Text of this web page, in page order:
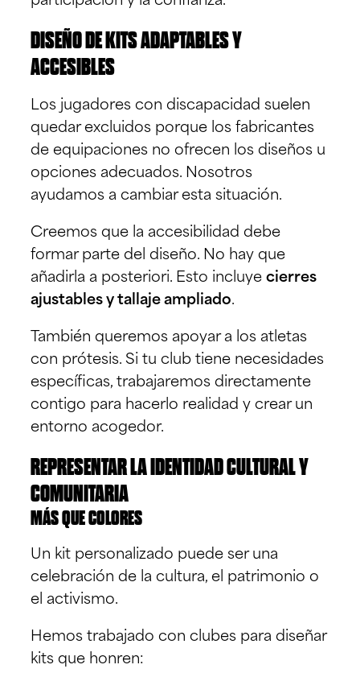
DISEÑO DE KITS ADAPTABLES Y
ACCESIBLES
Los jugadores con discapacidad suelen
quedar excluidos porque los fabricantes
de equipaciones no ofrecen los diseños u
opciones adecuados. Nosotros
ayudamos a cambiar esta situación.
Creemos que la accesibilidad debe
formar parte del diseño. No hay que
añadirla a posteriori. Esto incluyecierres
ajustables y tallaje ampliado.
También queremos apoyar a los atletas
con prótesis. Si tu club tiene necesidades
específicas, trabajaremos directamente
contigo para hacerlo realidad y crear un
entorno acogedor.
REPRESENTAR LA IDENTIDAD CULTURAL Y
COMUNITARIA
MÁS QUE COLORES
Un kit personalizado puede ser una
celebración de la cultura, el patrimonio o
el activismo.
Hemos trabajado con clubes para diseñar
kits que honren: